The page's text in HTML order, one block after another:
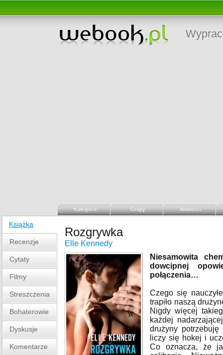
Kategorie Grupy Nowości
Książka
Recenzje
Cytaty
Filmy
Streszczenia
Bohaterowie
Dyskusje
Komentarze
Rozgrywka
Elle Kennedy
Niesamowita
dowcipnej
połączenia…
Czego się
trapiło naszą
Nigdy więcej
każdej
drużyny
liczy się hokej i
Co oznacza, że